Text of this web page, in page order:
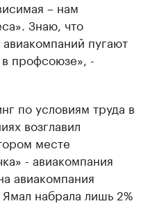
– нам
Знаю, что
пугают
в профсоюзе», -
по условиям труда в
возглавил
месте
- авиакомпания
авиакомпания
набрала лишь 2%